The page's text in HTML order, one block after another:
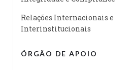
Relações Internacionais e
Interinstitucionais
ÓRGÃO DE APOIO